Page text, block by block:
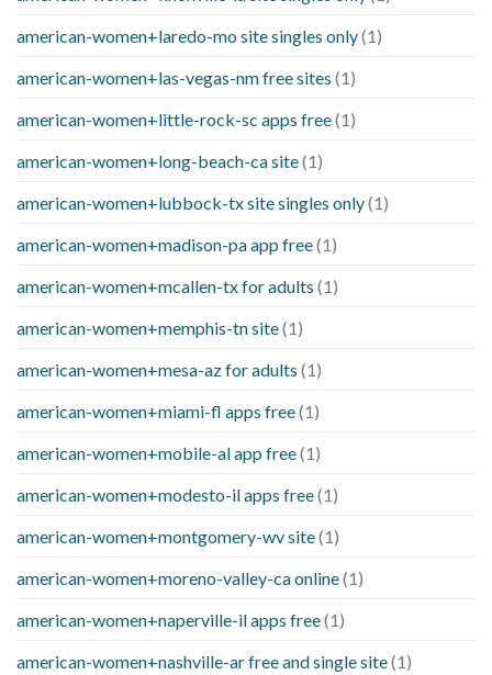
american-women+laredo-mo site singles only(1)
american-women+las-vegas-nm free sites (1)
american-women+little-rock-sc apps free(1)
american-women+long-beach-ca site(1)
american-women+lubbock-tx site singles only(1)
american-women+madison-pa app free(1)
american-women+mcallen-tx for adults (1)
american-women+memphis-tn site(1)
american-women+mesa-az for adults (1)
american-women+miami-fl apps free(1)
american-women+mobile-al app free(1)
american-women+modesto-il apps free(1)
american-women+montgomery-wv site(1)
american-women+moreno-valley-ca online(1)
american-women+naperville-il apps free(1)
american-women+nashville-ar free and single site(1)